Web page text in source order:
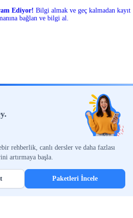
Ediyor! Bilgi almak ve geç kalmadan kayıt
bağlan ve bilgi al.
rehberlik, canlı dersler ve daha fazlası
artırmaya başla.
Paketleri İncele